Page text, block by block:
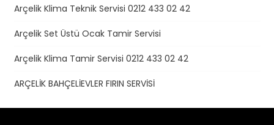
Arçelik Klima Teknik Servisi 0212 433 02 42
Arçelik Set Üstü Ocak Tamir Servisi
Arçelik Klima Tamir Servisi 0212 433 02 42
ARÇELİK BAHÇELİEVLER FIRIN SERVİSİ